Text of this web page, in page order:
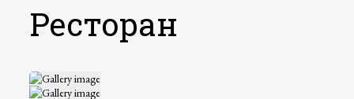
Ресторан